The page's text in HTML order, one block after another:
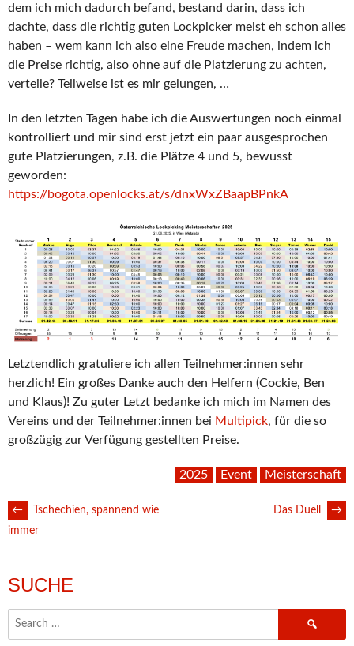
dem ich mich dadurch befand, bestand darin, dass ich
dachte, dass die richtig guten Lockpicker meist eh schon alles
haben – wem kann ich also eine Freude machen, indem ich
die Preise richtig, also ohne auf die Platzierung zu achten,
verteile? Teilweise ist es mir gelungen, …
In den letzten Tagen habe ich die Auswertungen noch einmal
kontrolliert und mir sind erst jetzt ein paar ausgesprochen
gute Platzierungen, z.B. die Plätze 4 und 5, bewusst
geworden:
https://bogota.openlocks.at/s/dnxWxZBaapBPnkA
Letztendlich gratuliere ich allen Teilnehmer:innen sehr
herzlich! Ein großes Danke auch den Helfern (Cockie, Ben
und Klaus)! Zu guter Letzt bedanke ich mich im Namen des
Vereins und der Teilnehmer:innen bei Multipick, für die so
großzügig zur Verfügung gestellten Preise.
2025 Event Meisterschaft
POST
←
Tschechien, spannend wie
immer
Das Duell →
SUCHE